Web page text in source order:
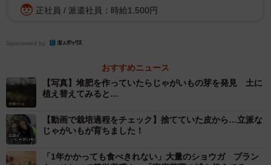
正社員 / 派遣社員：時給1,500円
Sponsored by
おすすめニュース
【写真】堆肥を作っていたらじゃがいもの芽を発見 土に
植え替えてみると…
【動画で栽培過程をチェック】捨てていた皮から…立派な
じゃがいもが育ちました！
「1年かかっても食べきれない」大量のショウガ プラン